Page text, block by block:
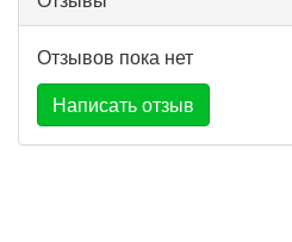
Отзывов пока нет
Написать отзыв